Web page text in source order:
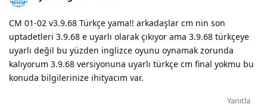
CM 01-02 v3.9.68 Türkçe yama!! arkadaşlar cm nin son
uptadetleri 3.9.68 e uyarlı olarak çıkıyor ama 3.9.68 türkçeye
uyarlı değil bu yüzden inglizce oyunu oynamak zorunda
kalıyorum 3.9.68 versiyonuna uyarlı türkçe cm final yokmu bu
konuda bilgilerinize ihityacım var.
Yanıtla